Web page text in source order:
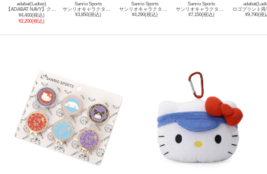
adabat(Ladies)
¥4,400(税込)
¥2,200(税込)
Sanrio Sports
¥3,850(税込)
Sanrio Sports
¥4,290(税込)
Sanrio Sports
¥7,150(税込)
¥9,790(税